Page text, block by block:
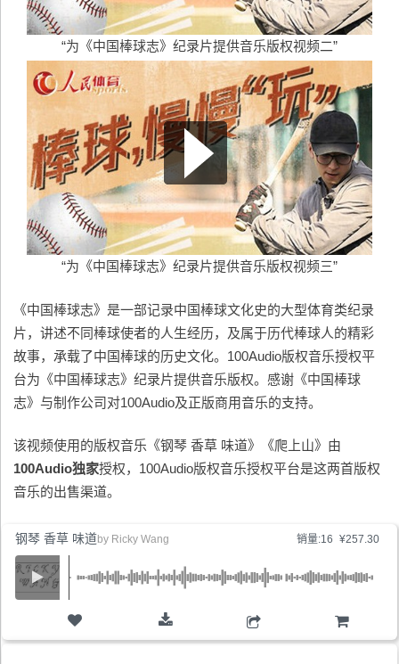
“为《中国棒球志》纪录片提供音乐版权视频二”
“为《中国棒球志》纪录片提供音乐版权视频三”
《中国棒球志》是一部记录中国棒球文化史的大型体育类纪录
片，讲述不同棒球使者的人生经历，及属于历代棒球人的精彩
故事，承载了中国棒球的历史文化。100Audio版权音乐授权平
台为《中国棒球志》纪录片提供音乐版权。感谢《中国棒球
志》与制作公司对100Audio及正版商用音乐的支持。
该视频使用的版权音乐《钢琴 香草 味道》《爬上山》由
100Audio独家授权，100Audio版权音乐授权平台是这两首版权
音乐的出售渠道。
销量:16 ¥257.30
钢琴 香草 味道by Ricky Wang